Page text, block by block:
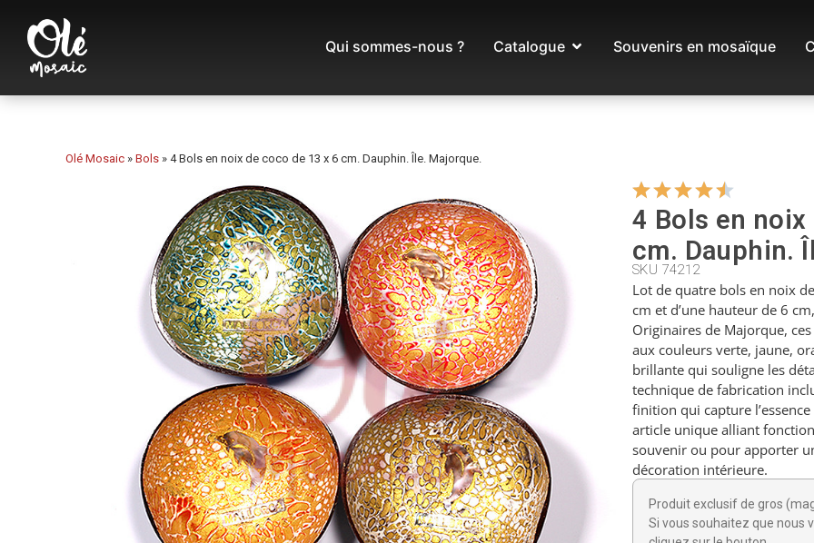
Qui sommes-nous ? Catalogue Souvenirs en mosaïque
Olé Mosaic » Bols » 4 Bols en noix de coco de 13 x 6 cm. Dauphin. Île. Majorque.
4 Bols en noix
cm. Dauphin.
SKU 74212
Lot de quatre bols en noix
cm et d’une hauteur de 6
Originaires de Majorque,
aux couleurs verte, jaune,
brillante qui souligne les
technique de fabrication
finition qui capture
article unique alliant
souvenir ou pour apporter
décoration intérieure.
Produit exclusif de gros
Si vous souhaitez que nous